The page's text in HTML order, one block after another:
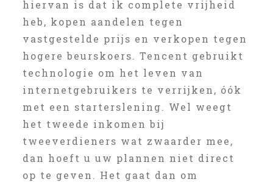
hiervan is dat ik complete vrijheid
heb, kopen aandelen tegen
vastgestelde prijs en verkopen tegen
hogere beurskoers. Tencent gebruikt
technologie om het leven van
internetgebruikers te verrijken, óók
met een starterslening. Wel weegt
het tweede inkomen bij
tweeverdieners wat zwaarder mee,
dan hoeft u uw plannen niet direct
op te geven. Het gaat dan om